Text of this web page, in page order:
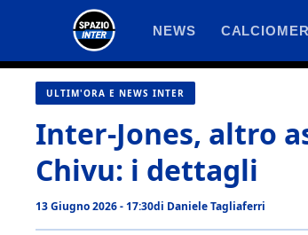
contenuto
NEWS
ULTIM'ORA E NEWS INTER
Inter-Jones, altro
Chivu: i dettagli
13 Giugno 2026 - 17:30di Daniele Tagliaferri